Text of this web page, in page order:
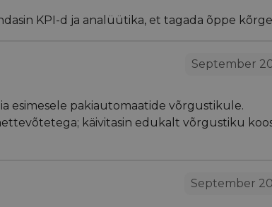
KPI-d ja analüütika, et tagada õppe
September
esimesele pakiautomaatide võrgustikule.
käivitasin edukalt võrgustiku
September